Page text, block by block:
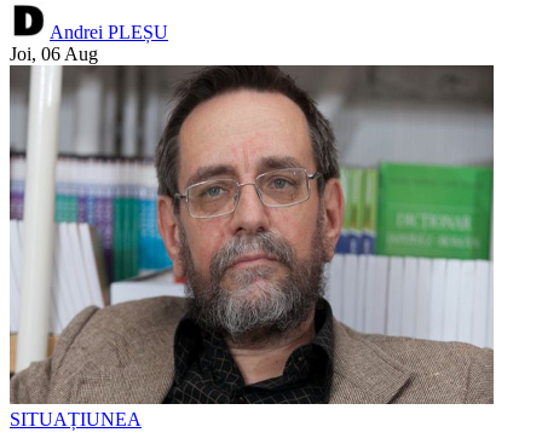
Andrei PLEȘU
Joi, 06 Aug
SITUAȚIUNEA